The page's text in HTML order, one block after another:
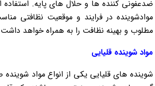
ضدعفونی کننده ها و حلال های پایه. استفاده
موادشوینده در فرایند و موقعیت نظافتی
مطلوب و بهینه نظافت را به همراه خواهد
مواد شوینده قلیایی
شوینده های قلیایی یکی از انواع مواد